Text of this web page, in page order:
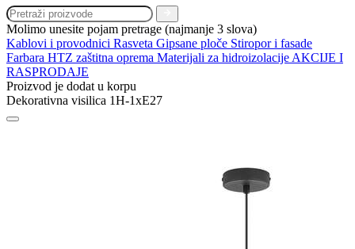
Molimo unesite pojam pretrage (najmanje 3 slova)
Kablovi i provodnici Rasveta Gipsane ploče Stiropor i fasade
Farbara HTZ zaštitna oprema Materijali za hidroizolacije AKCIJE I
RASPRODAJE
Proizvod je dodat u korpu
Dekorativna visilica 1H-1xE27